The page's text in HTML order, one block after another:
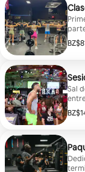
o el
,
Sal
,